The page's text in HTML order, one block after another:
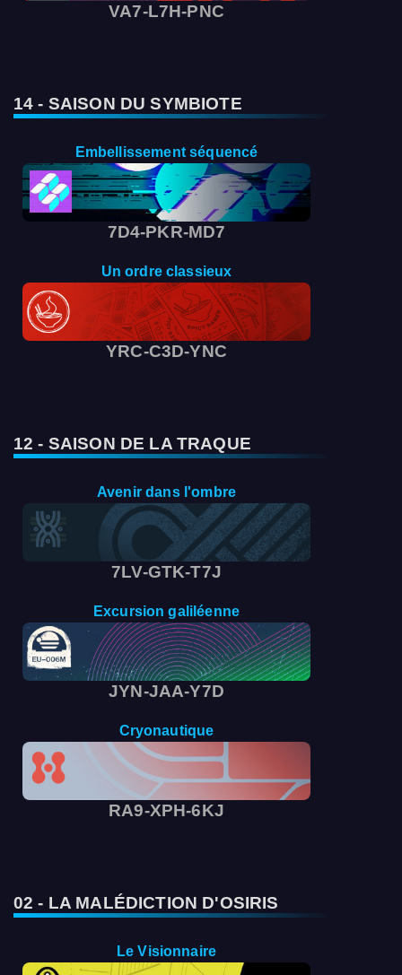
VA7-L7H-PNC
14 - SAISON DU SYMBIOTE
Embellissement séquencé
7D4-PKR-MD7
Un ordre classieux
YRC-C3D-YNC
12 - SAISON DE LA TRAQUE
Avenir dans l'ombre
7LV-GTK-T7J
Excursion galiléenne
JYN-JAA-Y7D
Cryonautique
RA9-XPH-6KJ
02 - LA MALÉDICTION D'OSIRIS
Le Visionnaire